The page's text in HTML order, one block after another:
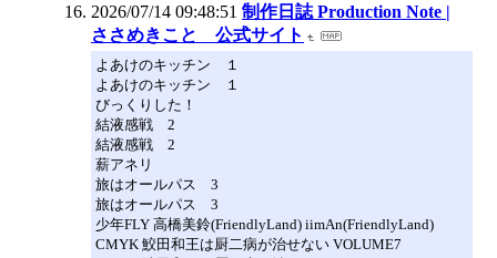
2026/07/14 09:48:51 制作日誌 Production Note |
ささめきこと 公式サイト
よあけのキッチン １
よあけのキッチン １
びっくりした！
結液感戦 2
結液感戦 2
薪アネリ
旅はオールパス 3
旅はオールパス 3
少年FLY 高橋美鈴(FriendlyLand) iimAn(FriendlyLand)
CMYK 鮫田和王は厨二病が治せない VOLUME7